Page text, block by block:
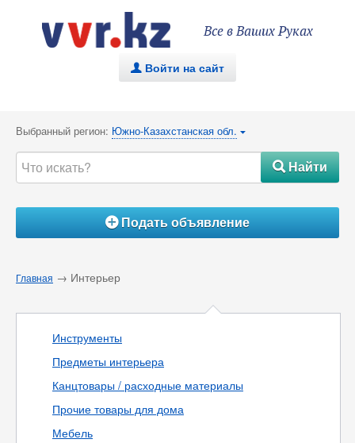
Все в Ваших Руках
. Войти на сайт
Выбранный регион: Южно-Казахстанская обл. {
#Найти
ÁПодать объявление
Главная → Интерьер
Инструменты
Предметы интерьера
Канцтовары / расходные материалы
Прочие товары для дома
Мебель